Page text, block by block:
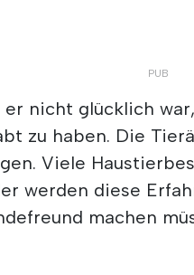
er nicht glücklich
zu haben. Die
Viele
werden diese
machen